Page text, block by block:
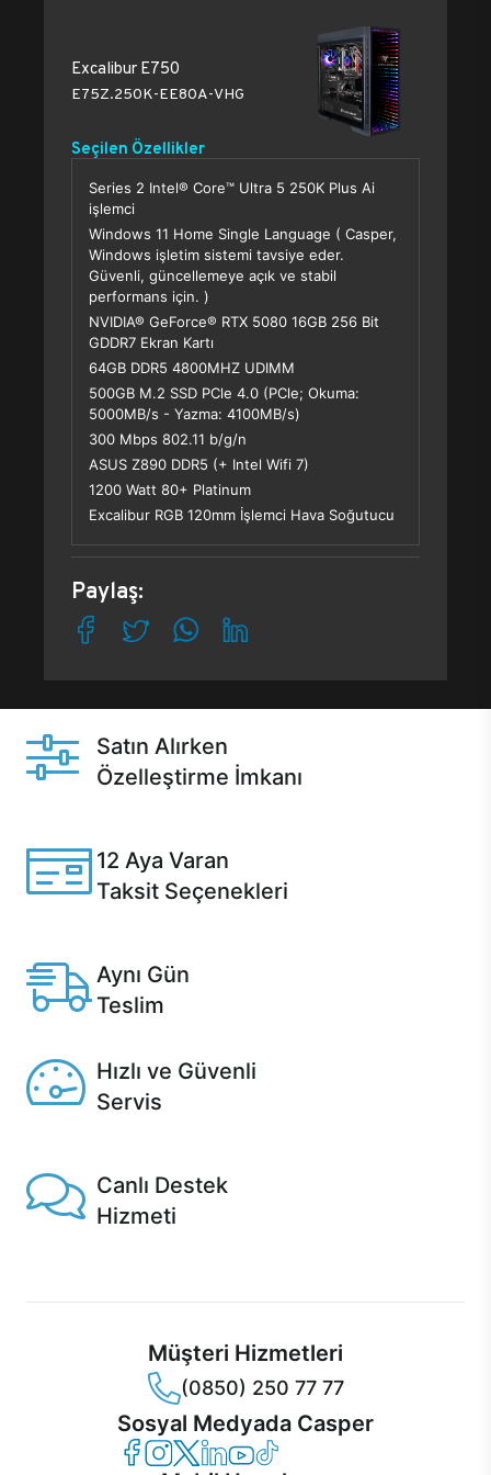
Excalibur E750
E75Z.250K-EE80A-VHG
Seçilen Özellikler
Series 2 Intel® Core™ Ultra 5 250K Plus Ai
işlemci
Windows 11 Home Single Language ( Casper,
Windows işletim sistemi tavsiye eder.
Güvenli, güncellemeye açık ve stabil
performans için. )
NVIDIA® GeForce® RTX 5080 16GB 256 Bit
GDDR7 Ekran Kartı
64GB DDR5 4800MHZ UDIMM
500GB M.2 SSD PCle 4.0 (PCle; Okuma:
5000MB/s - Yazma: 4100MB/s)
300 Mbps 802.11 b/g/n
ASUS Z890 DDR5 (+ Intel Wifi 7)
1200 Watt 80+ Platinum
Excalibur RGB 120mm İşlemci Hava Soğutucu
Paylaş:
Satın Alırken
Özelleştirme İmkanı
12 Aya Varan
Taksit Seçenekleri
Aynı Gün
Teslim
Hızlı ve Güvenli
Servis
Canlı Destek
Hizmeti
Müşteri Hizmetleri
(0850) 250 77 77
Sosyal Medyada Casper
Casper Facebook
Casper Instagram
Casper Twitter
Casper LinkedIn
Casper YouTube
Casper TikTok